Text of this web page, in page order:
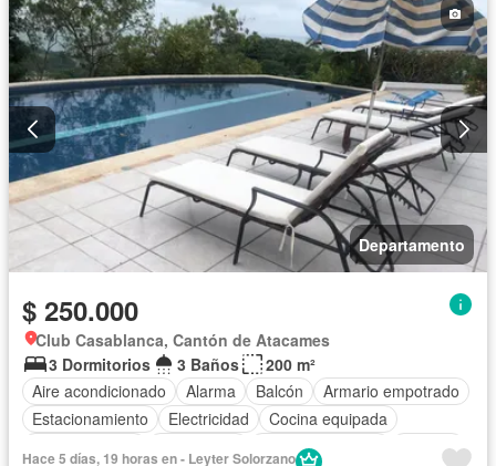
Departamento
$ 250.000
Club Casablanca, Cantón de Atacames
3 Dormitorios
3 Baños
200 m²
Aire acondicionado
Alarma Balcón
Armario empotrado
Estacionamiento
Electricidad
Cocina equipada
Vista panorámica
Terraza
Hace 5 días, 19 horas en - Leyter Solorzano